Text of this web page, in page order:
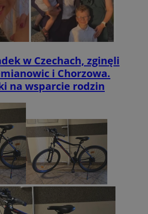
w Czechach, zginęli
i Chorzowa.
na wsparcie rodzin